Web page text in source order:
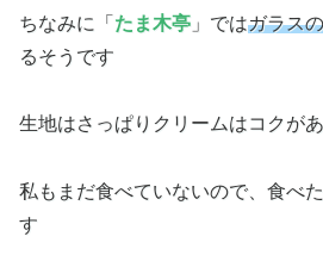
ちなみに「 たま木亭 」ではガラス
るそうです
生地はさっぱりクリームはコクが
私もまだ食べていないので、食べ
す